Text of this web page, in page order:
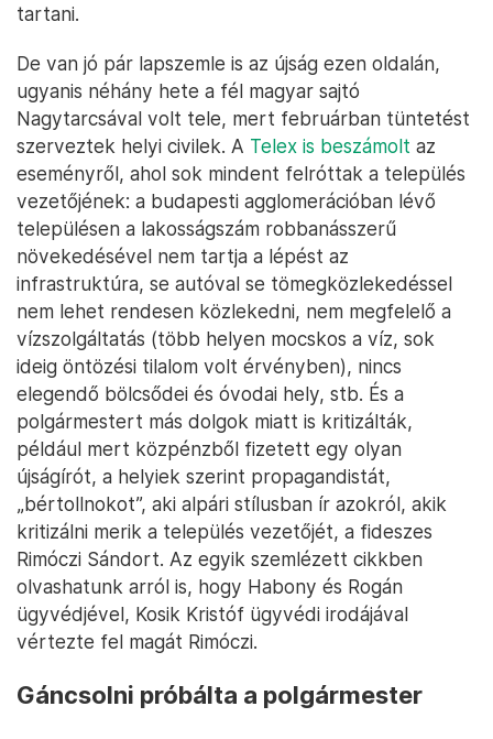
tartani.
De van jó pár lapszemle is az újság ezen oldalán,
ugyanis néhány hete a fél magyar sajtó
Nagytarcsával volt tele, mert februárban tüntetést
szerveztek helyi civilek. A Telex is beszámolt az
eseményről, ahol sok mindent felróttak a település
vezetőjének: a budapesti agglomerációban lévő
településen a lakosságszám robbanásszerű
növekedésével nem tartja a lépést az
infrastruktúra, se autóval se tömegközlekedéssel
nem lehet rendesen közlekedni, nem megfelelő a
vízszolgáltatás (több helyen mocskos a víz, sok
ideig öntözési tilalom volt érvényben), nincs
elegendő bölcsődei és óvodai hely, stb. És a
polgármestert más dolgok miatt is kritizálták,
például mert közpénzből fizetett egy olyan
újságírót, a helyiek szerint propagandistát,
„bértollnokot”, aki alpári stílusban ír azokról, akik
kritizálni merik a település vezetőjét, a fideszes
Rimóczi Sándort. Az egyik szemlézett cikkben
olvashatunk arról is, hogy Habony és Rogán
ügyvédjével, Kosik Kristóf ügyvédi irodájával
vértezte fel magát Rimóczi.
Gáncsolni próbálta a polgármester